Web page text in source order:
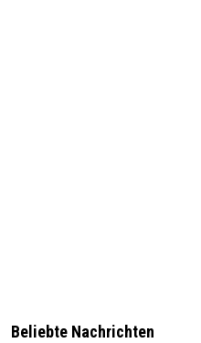
Beliebte Nachrichten